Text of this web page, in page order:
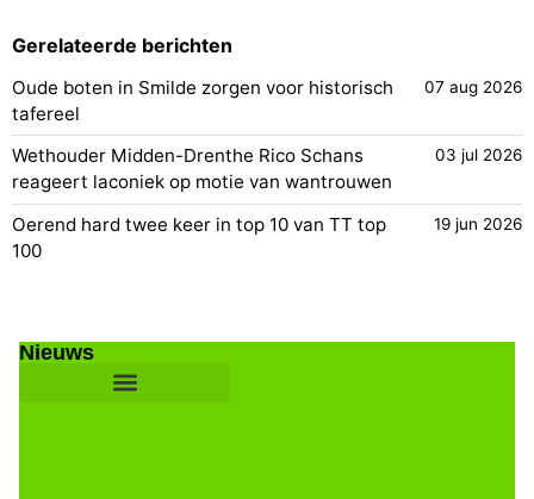
Gerelateerde berichten
Oude boten in Smilde zorgen voor historisch
tafereel
07 aug 2026
Wethouder Midden-Drenthe Rico Schans
reageert laconiek op motie van wantrouwen
03 jul 2026
Oerend hard twee keer in top 10 van TT top
100
19 jun 2026
Nieuws